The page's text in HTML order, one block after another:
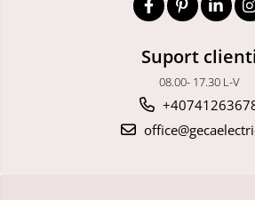
Suport clienti
08.00- 17.30 L-V